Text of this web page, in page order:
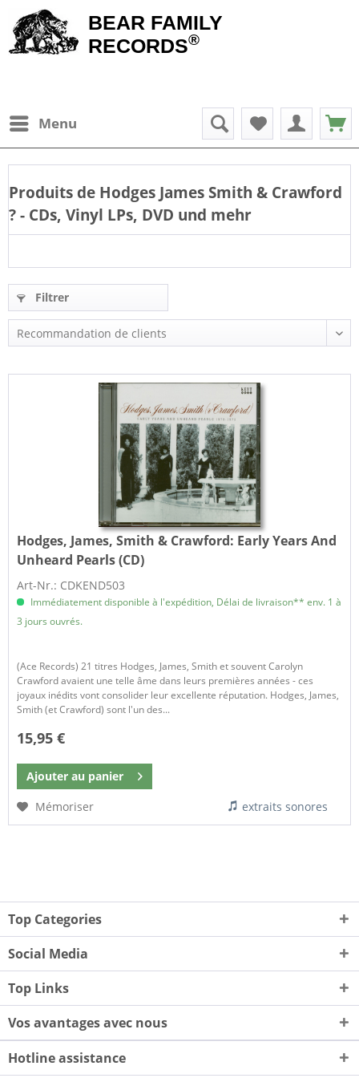
BEAR FAMILY
RECORDS®
Menu
Produits de Hodges James Smith & Crawford
? - CDs, Vinyl LPs, DVD und mehr
Filtrer
Hodges, James, Smith & Crawford: Early Years And
Unheard Pearls (CD)
Art-Nr.: CDKEND503
Immédiatement disponible à l'expédition, Délai de livraison** env. 1 à
3 jours ouvrés.
(Ace Records) 21 titres Hodges, James, Smith et souvent Carolyn
Crawford avaient une telle âme dans leurs premières années - ces
joyaux inédits vont consolider leur excellente réputation. Hodges, James,
Smith (et Crawford) sont l'un des...
15,95 €
Ajouter au panier
Mémoriser
extraits sonores
Top Categories
Social Media
Top Links
Vos avantages avec nous
Hotline assistance